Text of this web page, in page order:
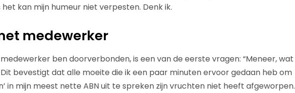
het kan mijn humeur niet verpesten. Denk ik.
medewerker
ben doorverbonden, is een van de eerste vragen: “Meneer, wat
Dit bevestigt dat alle moeite die ik een paar minuten ervoor gedaan heb om
in mijn meest nette ABN uit te spreken zijn vruchten niet heeft afgeworpen.